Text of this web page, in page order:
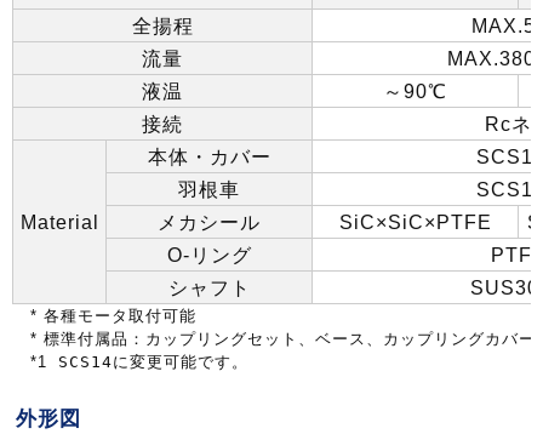
全揚程
流量
液温 ～ 90℃
接続 Rcネ
Material
本体・カバー
羽根車
メカシール SiC×SiC×PTFE
O- リング
シャフト
* 各種モータ取付可能
* 標準付属品：カップリングセット、ベース、カップリングカバー
*1 SCS14に変更可能です。
外形図